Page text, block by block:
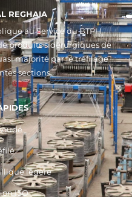
REGHAIA
au Service du BTPH
produits sidérurgiques de
majorité par le tréfilage
sections.
légère
ISO